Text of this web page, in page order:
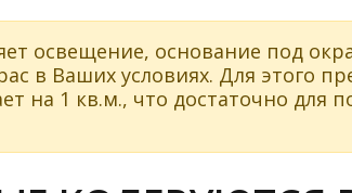
освещение, основание под
в Ваших условиях. Для этого
на 1 кв.м., что достаточно для